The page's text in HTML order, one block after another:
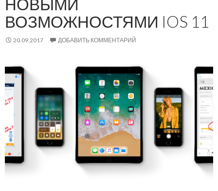
ВОЗМОЖНОСТЯМИ IOS 11
20.09.2017 ДОБАВИТЬ КОММЕНТАРИЙ